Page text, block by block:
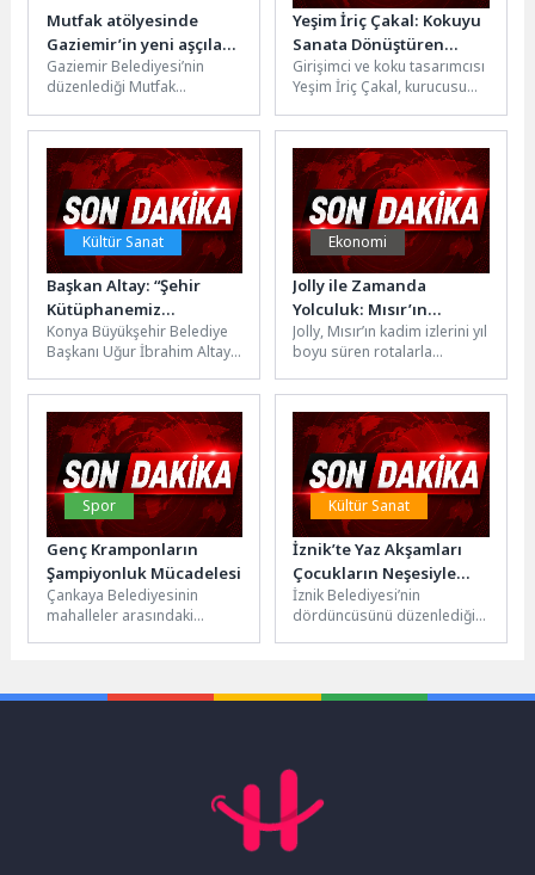
Mutfak atölyesinde
Gaziemir’in yeni aşçıları
yetişiyor
Gaziemir Belediyesi’nin
düzenlediği Mutfak
kursiyerler, Türk mutfağının
geleneksel ve modern
yemeklerini yapmanın
inceliklerini...
Yeşim İriç Çakal: Kokuyu
Sanata Dönüştüren
Başarılı Kadın Girişimci
Girişimci ve koku tasarımcısı
Yeşim İriç Çakal, kurucusu
markasının en özel...
Kültür Sanat
Başkan Altay: “Şehir
Kütüphanemiz
Türkiye’nin En Estetik ve
Nitelikli Kültür
Yapılarından Biri Olacak”
Konya Büyükşehir Belediye
Başkanı Uğur İbrahim Altay,
Kütüphanesi inşaatında
incelemelerde bulundu....
Ekonomi
Jolly ile Zamanda
Yolculuk: Mısır’ın
Büyüsü Yeniden
Keşfediliyor
Jolly, Mısır’ın kadim izlerini yıl
boyu süren rotalarla
kültür ve denizi tek...
Spor
Genç Kramponların
Şampiyonluk Mücadelesi
Çankaya Belediyesinin
mahalleler arasındaki
Arası Futbol Turnuvası...
Kültür Sanat
İznik’te Yaz Akşamları
Çocukların Neşesiyle
Renkleniyor
İznik Belediyesi’nin
dördüncüsünü düzenlediği
dinletileri ile...